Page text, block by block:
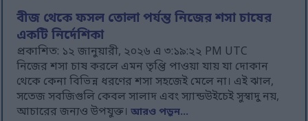
বীজ থেকে ফসল তোলা পর্যন্ত নিজের শসা চাষের
একটি নির্দেশিকা
প্রকাশিত: ১২ জানুয়ারী, ২০২৬ এ ৩:১৯:২২ PM UTC
নিজের শসা চাষ করলে এমন তৃপ্তি পাওয়া যায় যা দোকান
থেকে কেনা বিভিন্ন ধরণের শসা সহজেই মেলে না। এই ঝাল,
সতেজ সবজিগুলি কেবল সালাদ এবং স্যান্ডউইচেই সুস্বাদু নয়,
আচারের জন্যও উপযুক্ত।আরও পড়ুন...